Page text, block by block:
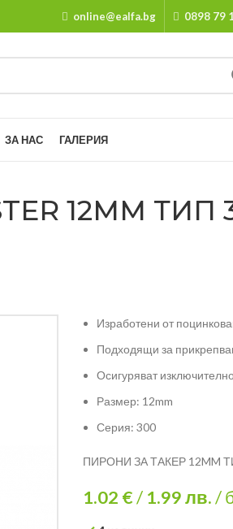
online@ealfa.bg 0898 79
ЗА НАС ГАЛЕРИЯ
12MM ТИП
Изработени от
Подходящи за
Осигуряват
Размер: 12mm
Серия: 300
ПИРОНИ ЗА ТАКЕР 12MM
1.02 €/ 1.99лв./